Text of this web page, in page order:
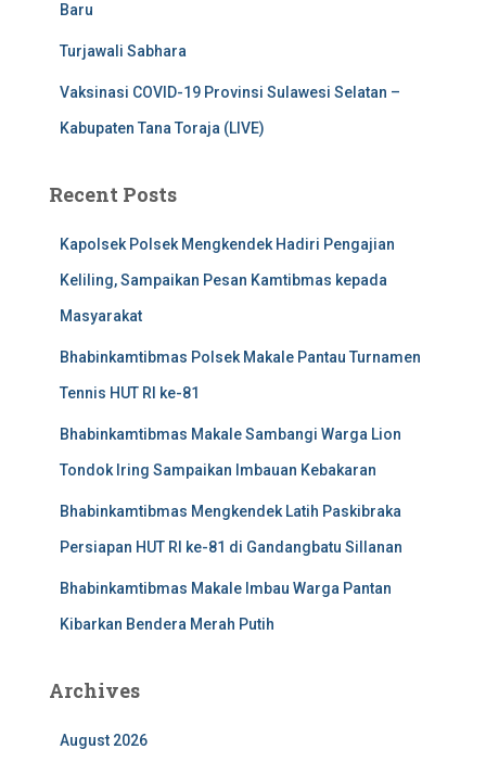
Baru
Turjawali Sabhara
Vaksinasi COVID-19 Provinsi Sulawesi Selatan –
Kabupaten Tana Toraja (LIVE)
Recent Posts
Kapolsek Polsek Mengkendek Hadiri Pengajian
Keliling, Sampaikan Pesan Kamtibmas kepada
Masyarakat
Bhabinkamtibmas Polsek Makale Pantau Turnamen
Tennis HUT RI ke-81
Bhabinkamtibmas Makale Sambangi Warga Lion
Tondok Iring Sampaikan Imbauan Kebakaran
Bhabinkamtibmas Mengkendek Latih Paskibraka
Persiapan HUT RI ke-81 di Gandangbatu Sillanan
Bhabinkamtibmas Makale Imbau Warga Pantan
Kibarkan Bendera Merah Putih
Archives
August 2026